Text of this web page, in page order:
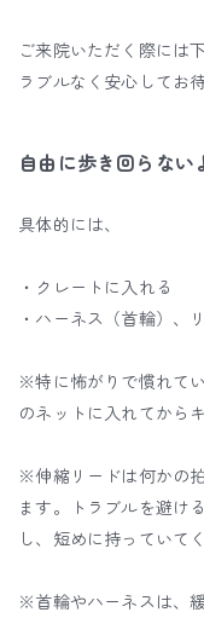
ご来院いただく際には
ラブルなく安心してお
自由に歩き回らない
具体的には、
・クレートに入れる
・ハーネス（首輪）、
※特に怖がりで慣れて
のネットに入れてから
※伸縮リードは何かの
ます。トラブルを避け
し、短めに持っていて
※首輪やハーネスは、